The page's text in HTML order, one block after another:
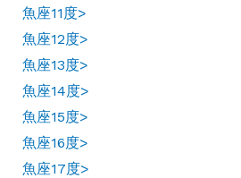
魚座11度>
魚座12度>
魚座13度>
魚座14度>
魚座15度>
魚座16度>
魚座17度>